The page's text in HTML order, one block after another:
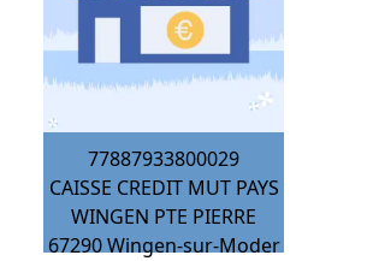
77887933800029
CAISSE CREDIT MUT PAYS
WINGEN PTE PIERRE
67290 Wingen-sur-Moder